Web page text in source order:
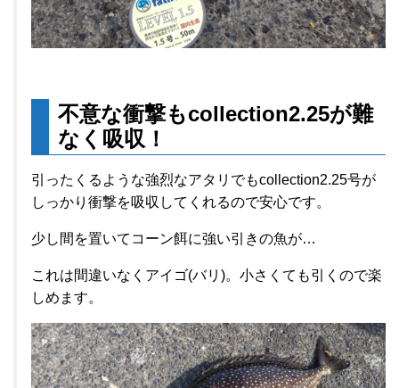
不意な衝撃もcollection2.25が難
なく吸収！
引ったくるような強烈なアタリでもcollection2.25号が
しっかり衝撃を吸収してくれるので安心です。
少し間を置いてコーン餌に強い引きの魚が…
これは間違いなくアイゴ(バリ)。小さくても引くので楽
しめます。